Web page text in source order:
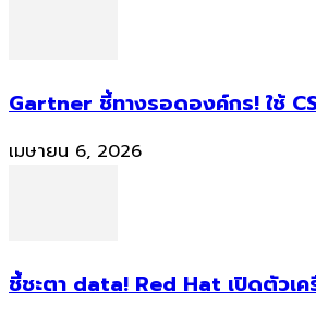
Gartner ชี้ทางรอดองค์กร! ใช้
เมษายน 6, 2026
ชี้ชะตา data! Red Hat เปิดตัวเค